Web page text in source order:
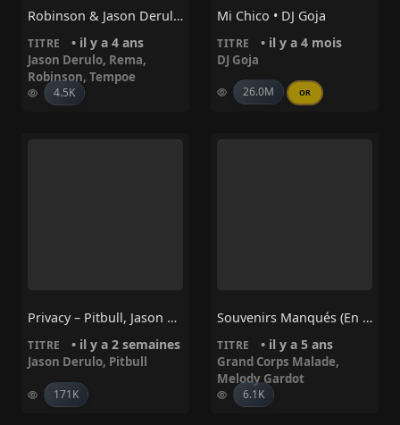
Robinson & Jason Derulo – Ayo Girl (Fayahh Beat) [feat. Rema & Tempoe]
TITRE • il y a 4 ans
Jason Derulo, Rema,
Robinson, Tempoe
4.5K
Mi Chico • DJ Goja
TITRE • il y a 4 mois
DJ Goja
26.0M OR
Privacy – Pitbull, Jason Derulo
TITRE • il y a 2 semaines
Jason Derulo, Pitbull
171K
Souvenirs Manqués (en Duo Avec Melody Gardot)
TITRE • il y a 5 ans
Grand Corps Malade,
Melody Gardot
6.1K